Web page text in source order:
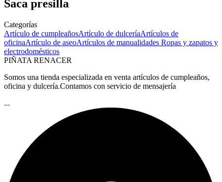
Saca presilla
Categorías
Artículo de cumpleañosArtículo de dulceríaArtículos de
oficinaArtículo de aseoArtículos de manualidades Ropas y zapatos y
electrodomésticos
PIÑATA RENACER
Somos una tienda especializada en venta artículos de cumpleaños,
oficina y dulcería.Contamos con servicio de mensajería
...